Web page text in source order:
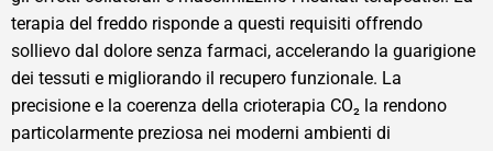
terapia del freddo risponde a questi requisiti offrendo
sollievo dal dolore senza farmaci, accelerando la guarigione
dei tessuti e migliorando il recupero funzionale. La
precisione e la coerenza della crioterapia CO₂ la rendono
particolarmente preziosa nei moderni ambienti di